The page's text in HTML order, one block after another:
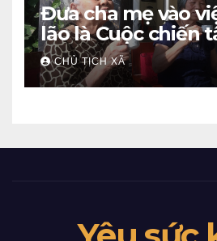
Đưa cha mẹ vào
lão là Cuộc chiến
CHỦ TỊCH XÃ